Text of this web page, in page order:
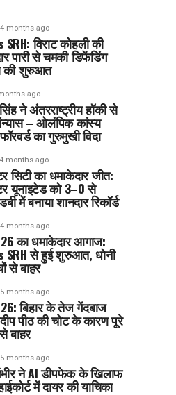
4 months ago
SRH: विराट कोहली की
पारी से चमकी डिफेंडिंग
की शुरुआत
ago
ने अंतरराष्ट्रीय हॉकी से
– ओलंपिक कांस्य
का गुरुमुखी विदा
4 months ago
सिटी का धमाकेदार जीत:
यूनाइटेड को 3–0 से
में बनाया शानदार रिकॉर्ड
4 months ago
का धमाकेदार आगाज:
SRH से हुई शुरुआत, धोनी
से बाहर
5 months ago
बिहार के तेज गेंदबाज
पीठ की चोट के कारण पूरे
बाहर
5 months ago
ने AI डीपफेक के खिलाफ
में दायर की याचिका